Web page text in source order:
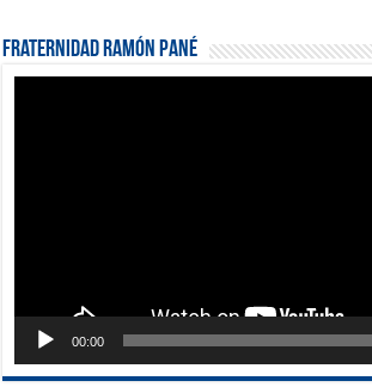
Fraternidad Ramón Pané
00:00